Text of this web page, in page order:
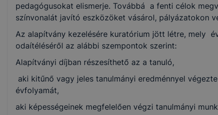
pedagógusokat elismerje. Továbbá a fenti célok
színvonalát javító eszközöket vásárol, pályázatokon
Az alapítvány kezelésére kuratórium jött létre, mely
odaítéléséről az alábbi szempontok szerint:
Alapítványi díjban részesíthető az a tanuló,
aki kitűnő vagy jeles tanulmányi eredménnyel
évfolyamát,
aki képességeinek megfelelően végzi tanulmányi